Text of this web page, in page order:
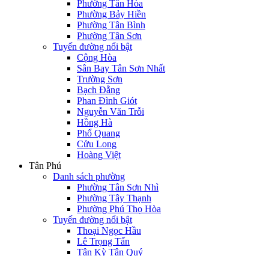
Phường Tân Hòa
Phường Bảy Hiền
Phường Tân Bình
Phường Tân Sơn
Tuyến đường nổi bật
Cộng Hòa
Sân Bay Tân Sơn Nhất
Trường Sơn
Bạch Đằng
Phan Đình Giót
Nguyễn Văn Trỗi
Hồng Hà
Phổ Quang
Cửu Long
Hoàng Việt
Tân Phú
Danh sách phường
Phường Tân Sơn Nhì
Phường Tây Thạnh
Phường Phú Thọ Hòa
Tuyến đường nổi bật
Thoại Ngọc Hầu
Lê Trọng Tấn
Tân Kỳ Tân Quý